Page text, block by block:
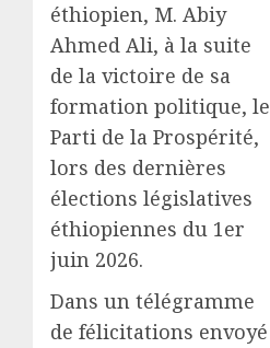
éthiopien, M. Abiy
Ahmed Ali, à la suite
de la victoire de sa
formation politique, le
Parti de la Prospérité,
lors des dernières
élections législatives
éthiopiennes du 1er
juin 2026.
Dans un télégramme
de félicitations envoyé